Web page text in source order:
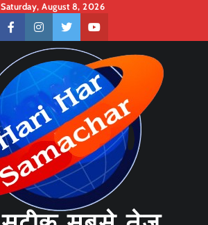
Saturday, August 8, 2026
facebookinstagramtwitteryoutube